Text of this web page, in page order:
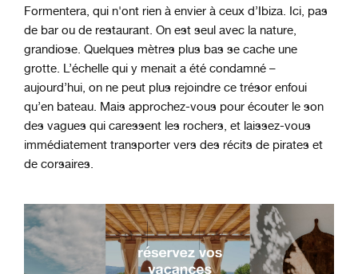
Formentera, qui n'ont rien à envier à ceux d’Ibiza. Ici, pas
de bar ou de restaurant. On est seul avec la nature,
grandiose. Quelques mètres plus bas se cache une
grotte. L’échelle qui y menait a été condamné –
aujourd’hui, on ne peut plus rejoindre ce trésor enfoui
qu’en bateau. Mais approchez-vous pour écouter le son
des vagues qui caressent les rochers, et laissez-vous
immédiatement transporter vers des récits de pirates et
de corsaires.